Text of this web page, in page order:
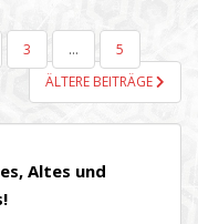
3 …
5
ÄLTERE BEITRÄGE
Altes und